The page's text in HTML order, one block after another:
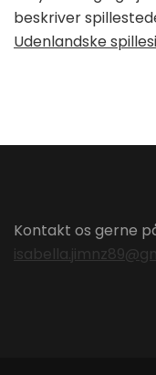
beskriver
Udenlandske
Kontakt os gerne